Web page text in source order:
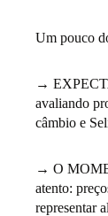
Um pouco
→
avaliando
câmbio e
→ O
atento:
representar